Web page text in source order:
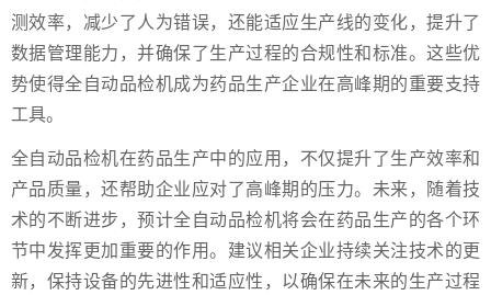
测效率，减少了人为错误，还能适应生产线的变化，提升了
数据管理能力，并确保了生产过程的合规性和标准。这些优
势使得全自动品检机成为药品生产企业在高峰期的重要支持
工具。
全自动品检机在药品生产中的应用，不仅提升了生产效率和
产品质量，还帮助企业应对了高峰期的压力。未来，随着技
术的不断进步，预计全自动品检机将会在药品生产的各个环
节中发挥更加重要的作用。建议相关企业持续关注技术的更
新，保持设备的先进性和适应性，以确保在未来的生产过程